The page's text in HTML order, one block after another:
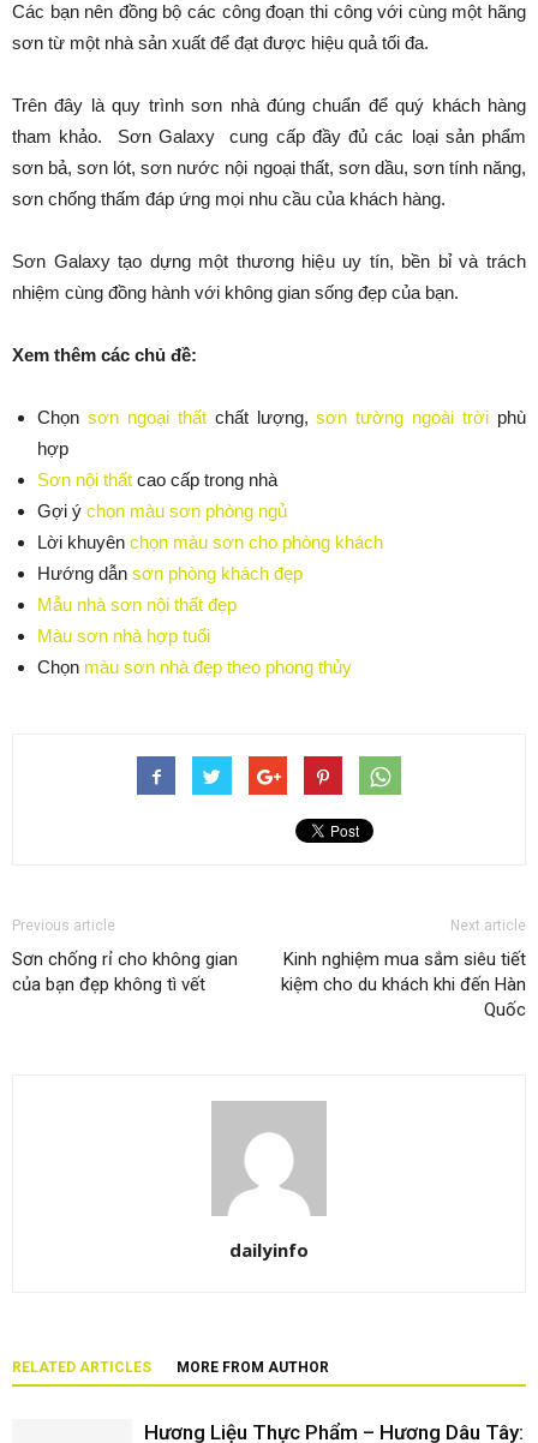
Các bạn nên đồng bộ các công đoạn thi công với cùng một hãng
sơn từ một nhà sản xuất để đạt được hiệu quả tối đa.
Trên đây là quy trình sơn nhà đúng chuẩn để quý khách hàng
tham khảo. Sơn Galaxy cung cấp đầy đủ các loại sản phẩm
sơn bả, sơn lót, sơn nước nội ngoại thất, sơn dầu, sơn tính năng,
sơn chống thấm đáp ứng mọi nhu cầu của khách hàng.
Sơn Galaxy tạo dựng một thương hiệu uy tín, bền bỉ và trách
nhiệm cùng đồng hành với không gian sống đẹp của bạn.
Xem thêm các chủ đề:
Chọn sơn ngoại thấtchất lượng,sơn tường ngoài trời phù
hợp
Sơn nội thất cao cấp trong nhà
Gợi ý chọn màu sơn phòng ngủ
Lời khuyên chọn màu sơn cho phòng khách
Hướng dẫn sơn phòng khách đẹp
Mẫu nhà sơn nội thất đẹp
Màu sơn nhà hợp tuổi
Chọn màu sơn nhà đẹp theo phong thủy
Previous article
Sơn chống rỉ cho không gian
của bạn đẹp không tì vết
Next article
Kinh nghiệm mua sắm siêu tiết
kiệm cho du khách khi đến Hàn
Quốc
dailyinfo
RELATED ARTICLES MORE FROM AUTHOR
Hương Liệu Thực Phẩm – Hương Dâu Tây: